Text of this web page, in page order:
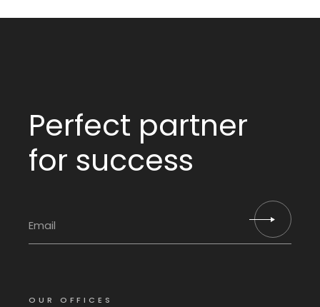
Perfect partner
for success
OUR OFFICES